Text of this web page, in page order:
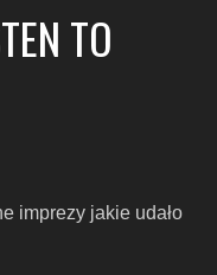
TO
imprezy jakie udało